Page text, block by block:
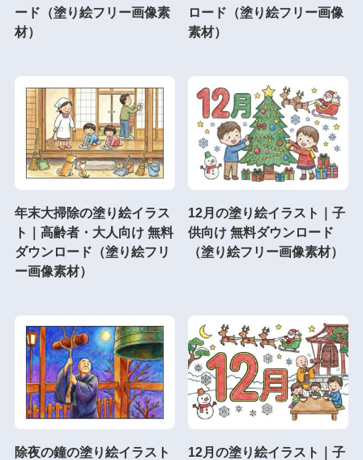
ード（塗り絵フリー画像素
材）
ロード（塗り絵フリー画像
素材）
年末大掃除の塗り絵イラス
ト｜高齢者・大人向け 無料
ダウンロード（塗り絵フリ
ー画像素材）
12月の塗り絵イラスト｜子
供向け 無料ダウンロード
（塗り絵フリー画像素材）
除夜の鐘の塗り絵イラスト
12月の塗り絵イラスト｜子